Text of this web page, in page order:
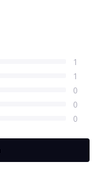
1
1
0
0
0